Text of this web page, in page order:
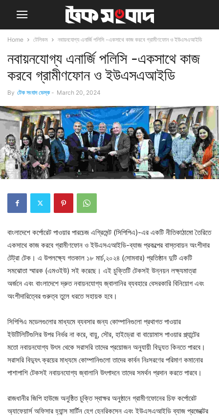
Home টেলিকম নবায়নযোগ্য এনার্জি পলিসি -একসাথে কাজ করবে গ্রামীণফোন ও ইউএসএআইডি
নবায়নযোগ্য এনার্জি পলিসি -একসাথে কাজ
করবে গ্রামীণফোন ও ইউএসএআইডি
By টেক সংবাদ ডেস্ক - March 20, 2024
বাংলাদেশে কর্পোরেট পাওয়ার পারচেজ এগ্রিমেন্ট (সিপিপিএ)-এর একটি নীতিকাঠামো তৈরিতে
একসাথে কাজ করবে গ্রামীণফোন ও ইউএসএআইডি-ব্যাজ প্রকল্পের বাস্তবায়ন অংশীদার
টেট্রা টেক। এ উপলক্ষ্যে গতকাল ১৮ মার্চ,২০২৪ (সোমবার) প্রতিষ্ঠান দুটি একটি
সমঝোতা স্মারক (এমওইউ) সই করেছে। এই চুক্তিটি টেকসই উন্নয়ন লক্ষ্যমাত্রা
অর্জনে এবং বাংলাদেশে দ্রুত নবায়নযোগ্য জ্বালানির ব্যবহারে বেসরকারি বিনিয়োগ এবং
অংশীদারিত্বের গুরুত্ব তুলে ধরতে সহায়ক হবে।
সিপিপিএ মডেলগুলোর মাধ্যমে ব্যবসার জন্য কোম্পানিগুলো প্রথাগত পাওয়ার
ইউটিলিটিগুলির উপর নির্ভর না করে, বায়ু, সৌর, হাইড্রো বা বায়োমাস পাওয়ার প্ল্যান্টের
মতো নবায়নযোগ্য উৎস থেকে সরাসরি তাদের প্রয়োজন অনুযায়ী বিদ্যুত কিনতে পারবে।
সরাসরি বিদ্যুৎ ক্রয়ের মাধ্যমে কোম্পানিগুলো তাদের কার্বন নিঃসরণের পরিমাণ কমানোর
পাশাপাশি টেকসই নবায়নযোগ্য জ্বালানি উৎপাদনে তাদের সমর্থন প্রদান করতে পারবে।
রাজধানীর জিপি হাউজে অনুষ্ঠিত চুক্তি স্বাক্ষর অনুষ্ঠানে গ্রামীণফোনের চিফ কর্পোরেট
অ্যাফেয়ার্স অফিসার হ্যান্স মার্টিন হেগ হেনরিকসেন এবং ইউএসএআইডি ব্যাজ প্রজেক্টের